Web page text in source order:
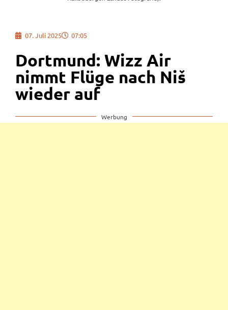
07. Juli 2025 07:05
Dortmund: Wizz Air
nimmt Flüge nach Niš
wieder auf
Werbung